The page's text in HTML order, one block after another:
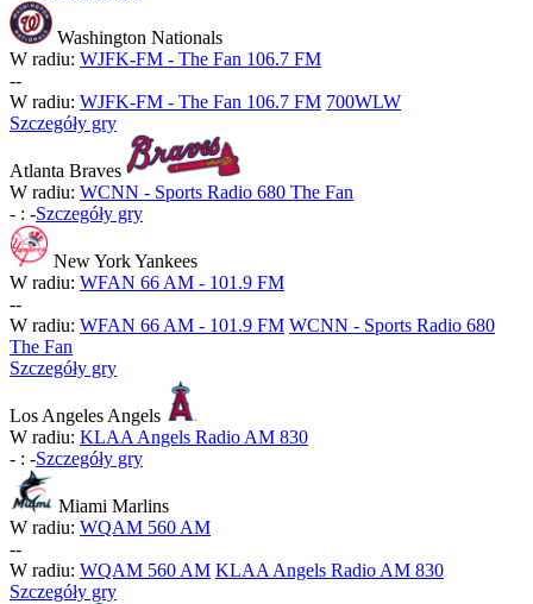
Washington Nationals
W radiu: WJFK-FM - The Fan 106.7 FM
--
W radiu: WJFK-FM - The Fan 106.7 FM 700WLW
Szczegóły gry
Atlanta Braves
W radiu: WCNN - Sports Radio 680 The Fan
- : -Szczegóły gry
New York Yankees
W radiu: WFAN 66 AM - 101.9 FM
--
W radiu: WFAN 66 AM - 101.9 FM WCNN - Sports Radio 680
The Fan
Szczegóły gry
Los Angeles Angels
W radiu: KLAA Angels Radio AM 830
- : -Szczegóły gry
Miami Marlins
W radiu: WQAM 560 AM
--
W radiu: WQAM 560 AM KLAA Angels Radio AM 830
Szczegóły gry